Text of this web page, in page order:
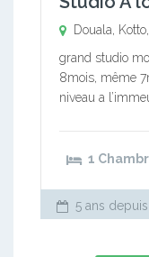
Douala, Kotto,
grand studio
8mois, même
niveau a
1
5 ans depuis